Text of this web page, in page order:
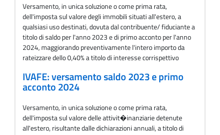
Versamento, in unica soluzione o come prima rata,
dell'imposta sul valore degli immobili situati all'estero, a
qualsiasi uso destinati, dovuta dal contribuente/ fiduciante a
titolo di saldo per l'anno 2023 e di primo acconto per l'anno
2024, maggiorando preventivamente l'intero importo da
rateizzare dello 0,40% a titolo di interesse corrispettivo
IVAFE: versamento saldo 2023 e primo
acconto 2024
Versamento, in unica soluzione o come prima rata,
dell'imposta sul valore delle attivit�inanziarie detenute
all'estero, risultante dalle dichiarazioni annuali, a titolo di